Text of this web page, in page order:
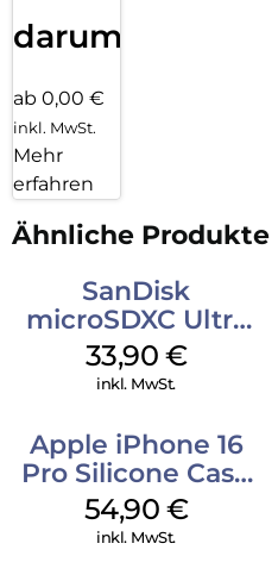
darum!
ab 0,00 €
inkl. MwSt.
Mehr
erfahren
Ähnliche Produkte
SanDisk
microSDXC Ultra
128 GB + Adapter
Mobile
33,90 €
inkl. MwSt.
Apple iPhone 16
Pro Silicone Case
MagSafe Black
54,90 €
inkl. MwSt.